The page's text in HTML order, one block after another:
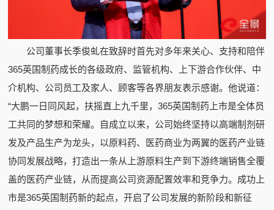
公司董事长季俊虬在致辞时首先对多年来关心、支持和陪伴
365英国制药成长的各级政府、监管机构、上下游合作伙伴、中
介机构、公司员工及家人、顾客等各界朋友表示感谢。他说道：
“大鹏一日同风起，扶摇直上九千里，365英国制药上市是全体员
工共同的梦想和荣耀。自成立以来，公司始终坚持以高端制剂研
发及产品生产为龙头，以原料药、医药商业为两翼的医药产业链
协同发展战略，打造出一条从上游原料生产到下游终端销售全覆
盖的医药产业链，从而提高公司资源配置效率和竞争力。成功上
市是365英国制药新的起点，开启了公司发展的新阶段和新征